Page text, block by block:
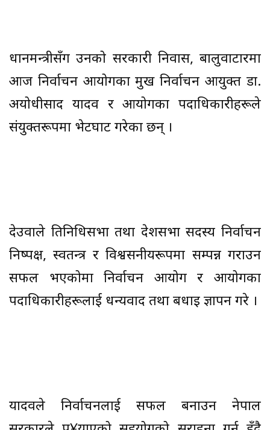
प्रधानमन्त्रीसँग उनको सरकारी निवास, बालुवाटारमा
आज निर्वाचन आयोगका प्रमुख निर्वाचन आयुक्त डा.
अयोधीप्रसाद यादव र आयोगका पदाधिकारीहरूले
संयुक्तरूपमा भेटघाट गरेका छन् ।
देउवाले प्रतिनिधिसभा तथा प्रदेशसभा सदस्य निर्वाचन
निष्पक्ष, स्वतन्त्र र विश्वसनीयरूपमा सम्पन्न गराउन
सफल भएकोमा निर्वाचन आयोग र आयोगका
पदाधिकारीहरूलाई धन्यवाद तथा बधाइ ज्ञापन गरे ।
यादवले निर्वाचनलाई सफल बनाउन नेपाल